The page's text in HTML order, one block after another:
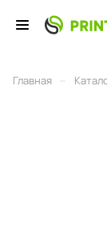
Главная